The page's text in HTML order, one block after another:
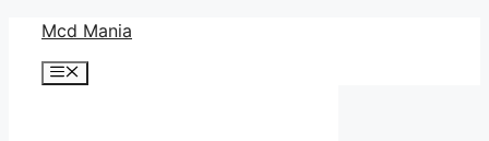
Mcd Mania
メ